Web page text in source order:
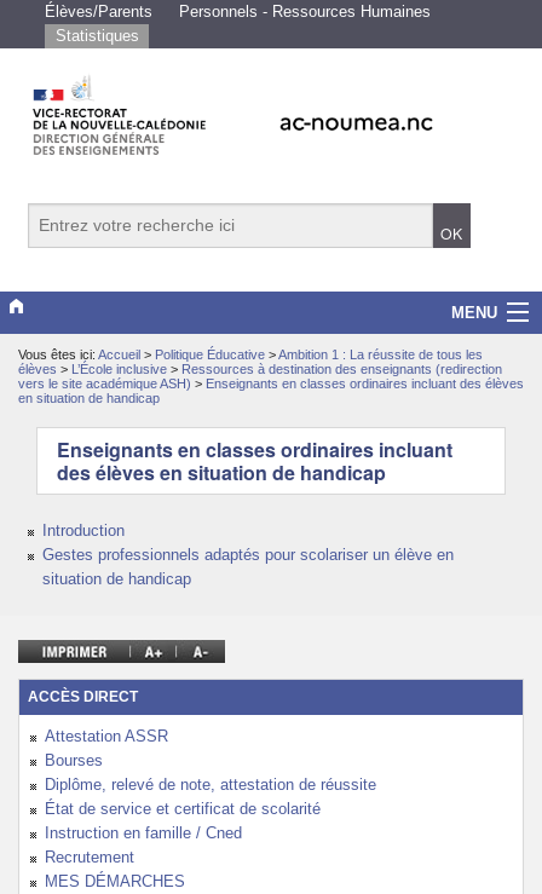
Élèves/Parents
Personnels - Ressources Humaines
Statistiques
MENU
Vice-rectorat
Enseignements
Examens/Concours
Politique Éducative
Vous êtes ici: Accueil > Politique Éducative >Ambition 1 : La réussite de tous les
élèves > L’École inclusive > Ressources à destination des enseignants (redirection
vers le site académique ASH) > Enseignants en classes ordinaires incluant des élèves
en situation de handicap
Enseignants en classes ordinaires incluant
des élèves en situation de handicap
Introduction
Gestes professionnels adaptés pour scolariser un élève en
situation de handicap
ACCÈS DIRECT
Attestation ASSR
Bourses
Diplôme, relevé de note, attestation de réussite
État de service et certificat de scolarité
Instruction en famille / Cned
Recrutement
MES DÉMARCHES